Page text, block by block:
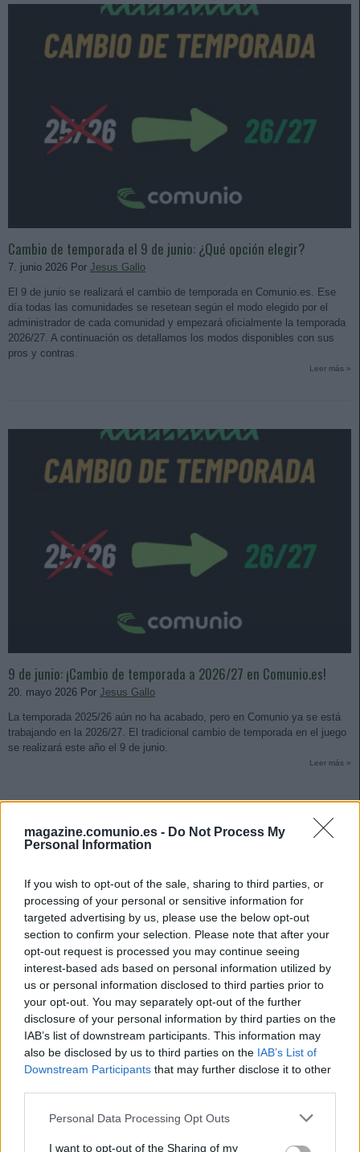
magazine.comunio.es - Do Not Process My
Personal Information
If you wish to opt-out of the sale, sharing to third parties, or
processing of your personal or sensitive information for
targeted advertising by us, please use the below opt-out
section to confirm your selection. Please note that after your
opt-out request is processed you may continue seeing
interest-based ads based on personal information utilized by
us or personal information disclosed to third parties prior to
your opt-out. You may separately opt-out of the further
disclosure of your personal information by third parties on the
IAB’s list of downstream participants. This information may
also be disclosed by us to third parties on the IAB’s List of
Downstream Participants that may further disclose it to other
Please note that this website/app uses one or more Google
not limited to your visit or usage behaviour. You may click to
Personal Data Processing Opt Outs
I want to opt-out of the Sharing of my
Cambio de temporada el 9 de junio: ¿Qué opción elegir?
7. junio 2026 Por Jesus Gallo
El 9 de junio se realizará el cambio de temporada en Comunio.es. Ese
día todas las comunidades se resetean según el modo elegido por el
administrador de cada comunidad y empezará oficialmente la temporada
2026/27. A continuación os detallamos los modos disponibles con sus
pros y contras.
Leer más »
9 de junio: ¡Cambio de temporada a 2026/27 en Comunio.es!
20. mayo 2026 Por Jesus Gallo
La temporada 2025/26 aún no ha acabado, pero en Comunio ya se está
trabajando en la 2026/27. El tradicional cambio de temporada en el juego
se realizará este año el 9 de junio.
Leer más »
Novedad: ¡Ya está aquí el Comunio del Mundial 2026!
versión en Comunio! Te desvelamos las claves y todo lo que tienes que
saber para jugar al Comunio del Mundial 2026.